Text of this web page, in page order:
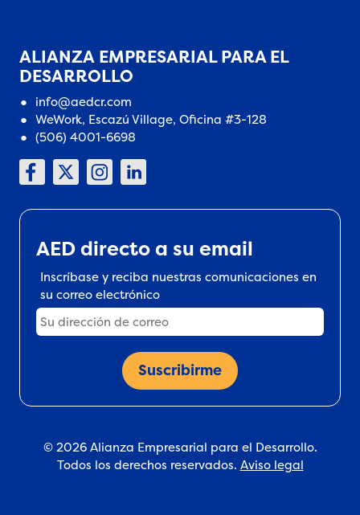
ALIANZA EMPRESARIAL PARA EL
DESARROLLO
info@aedcr.com
WeWork, Escazú Village, Oficina #3-128
(506) 4001-6698
AED directo a su email
Inscríbase y reciba nuestras comunicaciones en
su correo electrónico
© 2026 Alianza Empresarial para el Desarrollo.
Todos los derechos reservados. Aviso legal